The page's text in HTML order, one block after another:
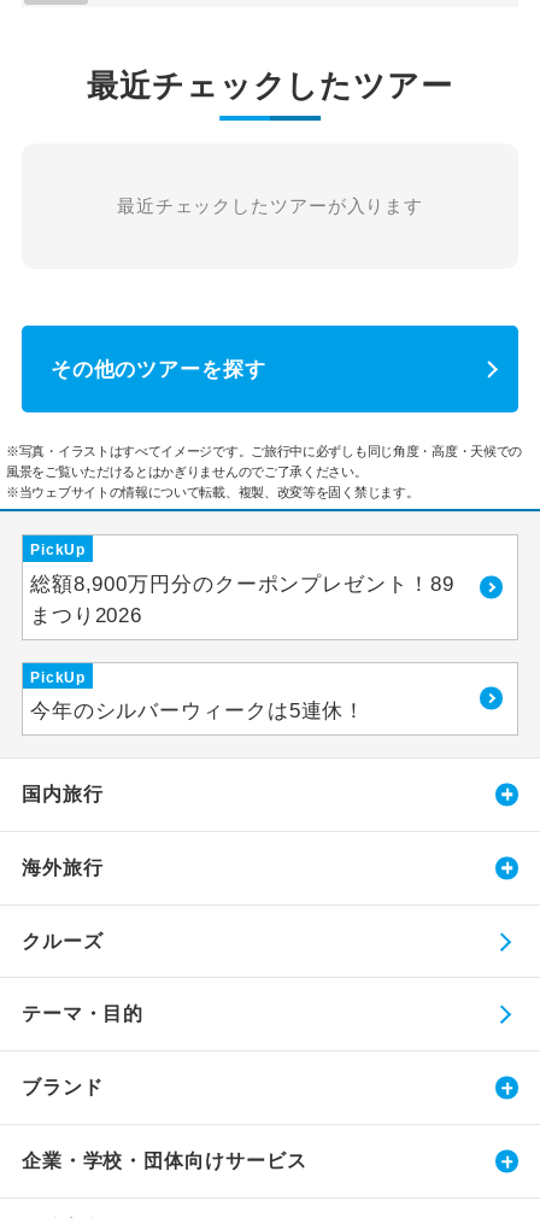
最近チェックしたツアー
最近チェックしたツアーが入ります
その他のツアーを探す
※写真・イラストはすべてイメージです。ご旅行中に必ずしも同じ角度・高度・天候での
風景をご覧いただけるとはかぎりませんのでご了承ください。
※当ウェブサイトの情報について転載、複製、改変等を固く禁じます。
PickUp
総額8,900万円分のクーポンプレゼント！89
まつり2026
PickUp
今年のシルバーウィークは5連休！
国内旅行
海外旅行
クルーズ
テーマ・目的
ブランド
企業・学校・団体向けサービス